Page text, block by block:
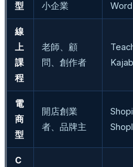
型
小企業
線
上
課
程
老師、顧
問、創作者
電
商
型
開店創業
者、品牌主
C